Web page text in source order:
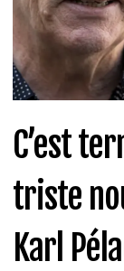
C’est
triste
Karl